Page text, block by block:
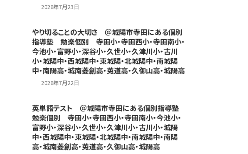
2026年7月23日
やり切ることの大切さ ＠城陽市寺田にある個別
指導塾 勉楽個別 寺田小・寺田西小・寺田南小・
今池小・富野小・深谷小・久世小・久津川小・古川
小・城陽中・西城陽中・東城陽・北城陽中・南城陽
中・南陽高・城南菱創高・莵道高・久御山高・城陽高
2026年7月22日
英単語テスト ＠城陽市寺田にある個別指導塾
勉楽個別 寺田小・寺田西小・寺田南小・今池小・
富野小・深谷小・久世小・久津川小・古川小・城陽
中・西城陽中・東城陽・北城陽中・南城陽中・南陽
高・城南菱創高・莵道高・久御山高・城陽高